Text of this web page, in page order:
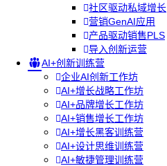
社区驱动私域增长
营销GenAI应用
产品驱动销售PLS
导入创新运营
AI+创新训练营
企业AI创新工作坊
AI+增长战略工作坊
AI+品牌增长工作坊
AI+销售增长工作坊
AI+增长黑客训练营
AI+设计思维训练营
AI+敏捷管理训练营